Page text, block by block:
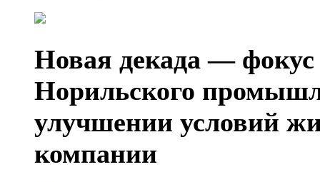
Новая декада — фокус
Норильского
улучшении условий
компании